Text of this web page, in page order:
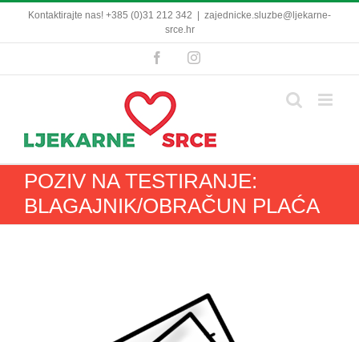
content
Kontaktirajte nas! +385 (0)31 212 342
zajednicke.sluzbe@ljekarne-
srce.hr
FacebookInstagram
POZIV NA TESTIRANJE:
BLAGAJNIK/OBRAČUN PLAĆA